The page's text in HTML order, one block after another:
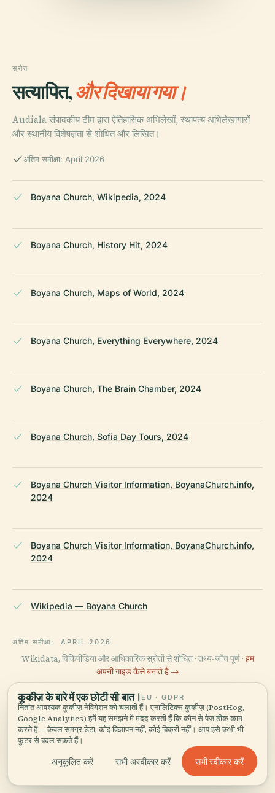
स्रोत
सत्यापित,और दिखाया गया।
Audiala संपादकीय टीम द्वारा ऐतिहासिक अभिलेखों, स्थापत्य अभिलेखागारों
और स्थानीय विशेषज्ञता से शोधित और लिखित।
अंतिम समीक्षा: April 2026
Boyana Church, Wikipedia, 2024
Boyana Church, History Hit, 2024
Boyana Church, Maps of World, 2024
Boyana Church, Everything Everywhere, 2024
Boyana Church, The Brain Chamber, 2024
Boyana Church, Sofia Day Tours, 2024
Boyana Church Visitor Information, BoyanaChurch.info,
2024
Boyana Church Visitor Information, BoyanaChurch.info,
2024
Wikipedia — Boyana Church
अंतिम समीक्षा: APRIL 2026
Wikidata, विकिपीडिया और आधिकारिक स्रोतों से शोधित · तथ्य-जाँच पूर्ण · हम
अपनी गाइड कैसे बनाते हैं →
इलाके को घूमें
बोयाना चर्च को नक्शे पर देखें और आस-
पास क्या है, जानें।
मानचित्र देखें
कुकीज़ के बारे में एक छोटी सी बात। EU · GDPR
नितांत आवश्यक कुकीज़ नेविगेशन को चलाती हैं। एनालिटिक्स कुकीज़ (PostHog,
Google Analytics) हमें यह समझने में मदद करती हैं कि कौन से पेज ठीक काम
करते हैं — केवल समग्र डेटा, कोई विज्ञापन नहीं, कोई बिक्री नहीं। आप इसे कभी भी
फ़ुटर से बदल सकते हैं।
अनुकूलित करें सभी अस्वीकार करें सभी स्वीकार करें